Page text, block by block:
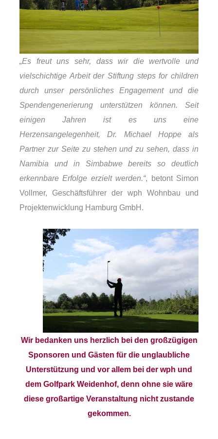
„Es freut uns sehr, dass wir die wertvolle und
vielschichtige Arbeit der Stiftung steps for children
durch unser persönliches Engagement und die
Spendengenerierung unterstützen können. Seit
einigen Jahren ist es uns eine
Herzensangelegenheit, Dr. Michael Hoppe als
Partner zur Seite zu stehen und zu sehen, dass in
Namibia und in Simbabwe bereits so deutlich
erkennbare Erfolge erzielt werden.“, betont Simon
Vollmer, Geschäftsführer der wph Wohnbau und
Projektenwicklung Hamburg GmbH.
Wir bedanken uns herzlich bei den großzügigen
Sponsoren und Gästen für die unglaubliche
Unterstützung und vor allem bei der wph und
dem Golfpark Weidenhof, denn ohne sie wäre
diese großartige Veranstaltung nicht zustande
gekommen.